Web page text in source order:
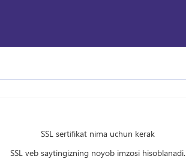
SSL sertifikat nima uchun kerak
SSL veb saytingizning noyob imzosi hisoblanadi.